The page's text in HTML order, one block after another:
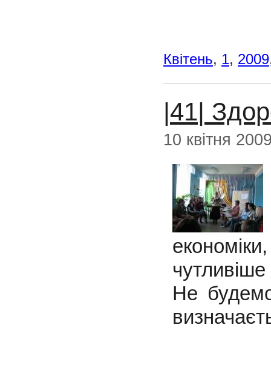
Квітень, 1, 2009
|41|
10 квітня
Не